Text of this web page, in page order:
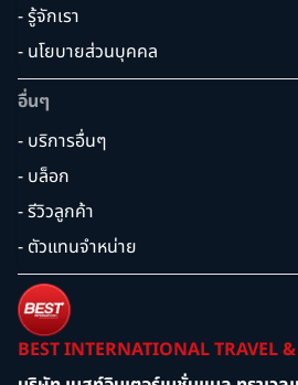
- รู้จักเรา
- นโยบายส่วนบุคคล
อื่นๆ
- บริการอื่นๆ
- บล็อก
- รีวิวลูกค้า
- ตัวแทนจำหน่าย
BEST INTERNATIONAL TRAVEL